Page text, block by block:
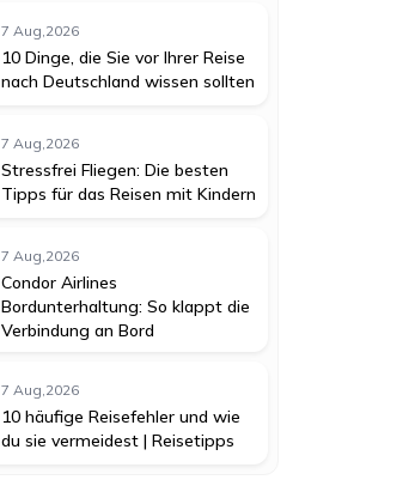
7 Aug,2026
10 Dinge, die Sie vor Ihrer Reise
nach Deutschland wissen sollten
7 Aug,2026
Stressfrei Fliegen: Die besten
Tipps für das Reisen mit Kindern
7 Aug,2026
Condor Airlines
Bordunterhaltung: So klappt die
Verbindung an Bord
7 Aug,2026
10 häufige Reisefehler und wie
du sie vermeidest | Reisetipps